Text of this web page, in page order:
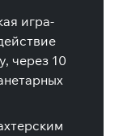
игра-
через 10